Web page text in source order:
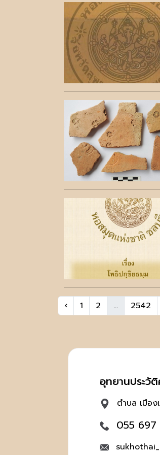
‹ 1 2 ... 2542
อุทยานประวั
ตำบล เมือ
055 697